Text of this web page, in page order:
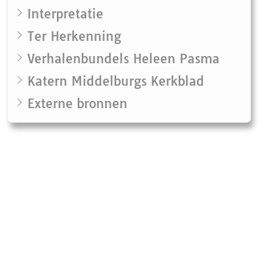
Interpretatie
Ter Herkenning
Verhalenbundels Heleen Pasma
Katern Middelburgs Kerkblad
Externe bronnen